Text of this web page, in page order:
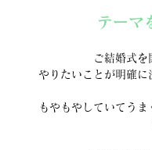
テーマ
ご結婚式を
やりたいことが明確に
もやもやしていてう